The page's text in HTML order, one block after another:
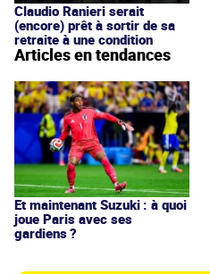
Claudio Ranieri serait
(encore) prêt à sortir de sa
retraite à une condition
Articles en tendances
Et maintenant Suzuki : à quoi
joue Paris avec ses
gardiens ?